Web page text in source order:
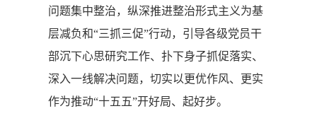
问题集中整治，纵深推进整治形式主义为基
层减负和“三抓三促”行动，引导各级党员干
部沉下心思研究工作、扑下身子抓促落实、
深入一线解决问题，切实以更优作风、更实
作为推动“十五五”开好局、起好步。